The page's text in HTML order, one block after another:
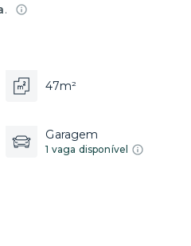
.
47m²
Garagem
1 vaga disponível